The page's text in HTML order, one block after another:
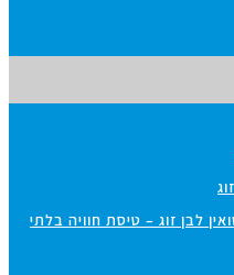
– טיסת חוויה בלתי